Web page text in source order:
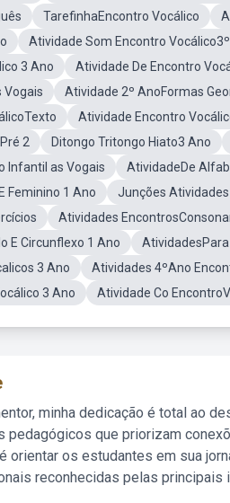
TarefinhaEncontro Vocálico
Atividade Som Encontro
3 Ano
Atividade De Encontro
Vogais
Atividade 2º AnoFormas
Atividade Encontro
2
Ditongo Tritongo Hiato3 Ano
Infantil as Vogais
AtividadeDe
Feminino 1 Ano
Junções
Atividades
E Circunflexo 1 Ano
3 Ano
Atividades 4ºAno
3 Ano
Atividade Co
minha dedicação é total ao
pedagógicos que priorizam
orientar os estudantes em sua
reconhecidas pelas principais